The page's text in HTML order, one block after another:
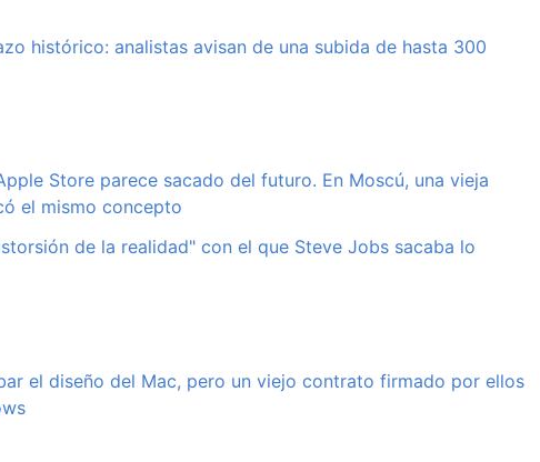
histórico: analistas avisan de una subida de hasta 300
Store parece sacado del futuro. En Moscú, una vieja
el mismo concepto
de la realidad" con el que Steve Jobs sacaba lo
el diseño del Mac, pero un viejo contrato firmado por ellos